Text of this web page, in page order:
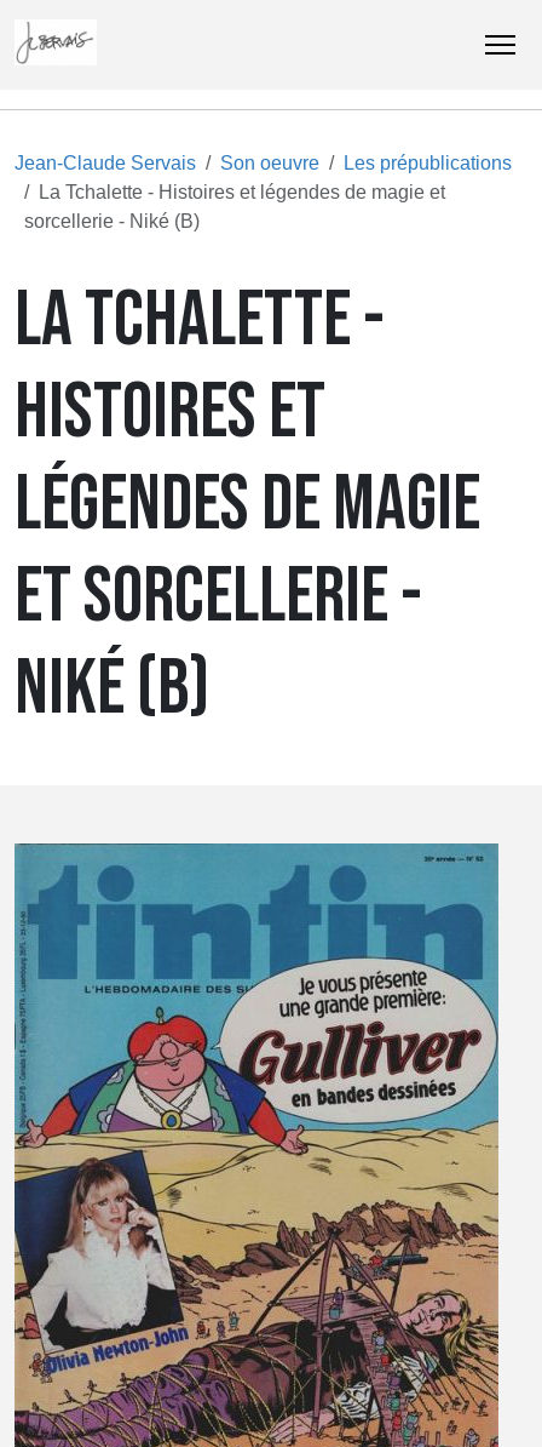
Jean-Claude Servais Son oeuvre
Les prépublications
La Tchalette - Histoires et légendes de magie et
sorcellerie - Niké (B)
LA TCHALETTE -
HISTOIRES ET
LÉGENDES DE MAGIE
ET SORCELLERIE -
NIKÉ (B)